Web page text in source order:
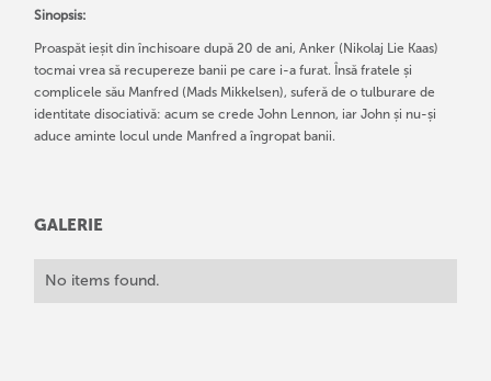
Sinopsis:
Proaspăt ieșit din închisoare după 20 de ani, Anker (Nikolaj Lie Kaas)
tocmai vrea să recupereze banii pe care i-a furat. Însă fratele și
complicele său Manfred (Mads Mikkelsen), suferă de o tulburare de
identitate disociativă: acum se crede John Lennon, iar John și nu-și
aduce aminte locul unde Manfred a îngropat banii.
GALERIE
No items found.